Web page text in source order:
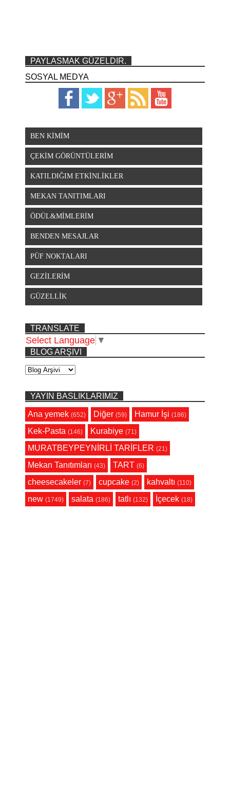
PAYLASMAK GÜZELDIR.
SOSYAL MEDYA
BEN KİMİM
ÇEKİM GÖRÜNTÜLERİM
KATILDIĞIM ETKİNLİKLER
MEKAN TANITIMLARI
ÖDÜL&MİMLERİM
BENDEN MESAJLAR
PÜF NOKTALARI
GEZİLERİM
GÜZELLİK
TRANSLATE
Select Language ▼
BLOG ARŞIVI
YAYIN BASLIKLARIMIZ
Ana yemek (652) Diğer (59) Hamur İşi (186)
Kek-Pasta (146) Kurabiye (71)
MURATBEYPEYNİRLİ TARİFLER (21)
Mekan Tanıtımları (43) TART (6)
cheesecakeler (7) cupcake (2) kahvaltı (110)
new (1749) salata (186) tatlı (132) İçecek (18)